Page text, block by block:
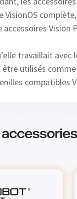
VisionOS
Vision
travaillait
être utilisés
compatibles